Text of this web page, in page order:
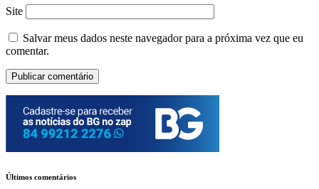
Site
Salvar meus dados neste navegador para a próxima vez que eu
comentar.
Últimos comentários